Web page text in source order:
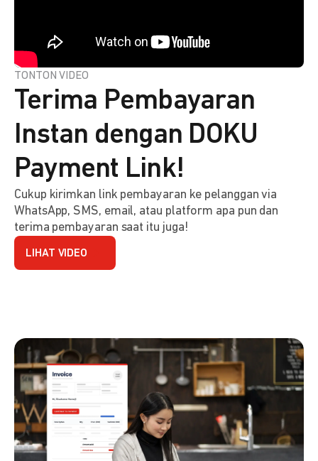
TONTON VIDEO
Terima Pembayaran
Instan dengan DOKU
Payment Link!
Cukup kirimkan link pembayaran ke pelanggan via
WhatsApp, SMS, email, atau platform apa pun dan
terima pembayaran saat itu juga!
LIHAT VIDEO